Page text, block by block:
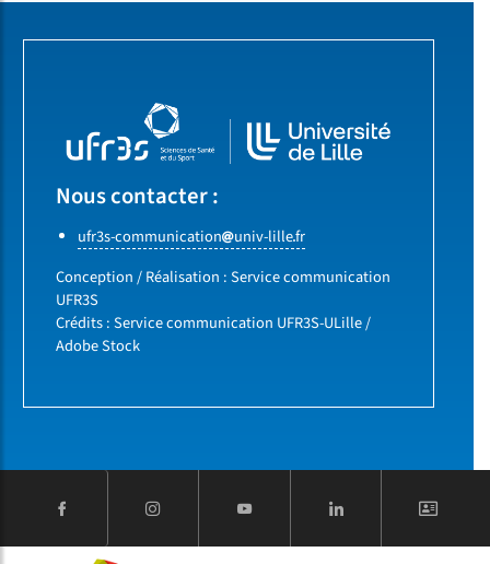
Nous contacter :
ufr3s-communication univ-lillefr
Conception / Réalisation : Service communication
UFR3S
Crédits : Service communication UFR3S-ULille /
Adobe Stock